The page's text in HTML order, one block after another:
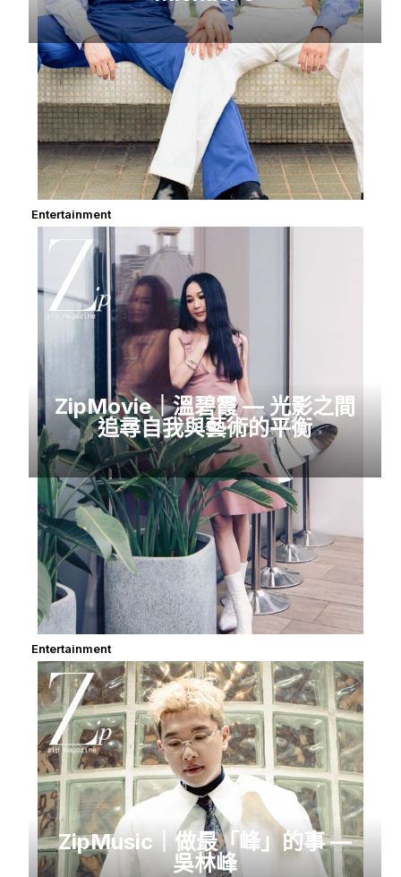
Entertainment
ZipMovie｜溫碧霞 — 光影之間
追尋自我與藝術的平衡
Entertainment
ZipMusic｜做最「峰」的事 —
吳林峰